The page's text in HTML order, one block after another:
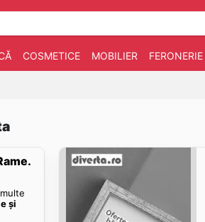
COSMETICE MOBILIER FERONERIE
și